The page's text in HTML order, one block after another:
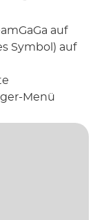
Symbol) auf
Menü